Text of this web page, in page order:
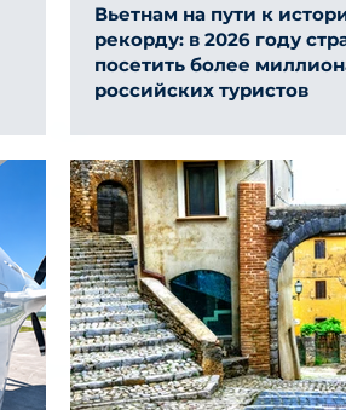
Вьетнам на пути к
рекорду: в 2026 году
посетить более
российских туристов